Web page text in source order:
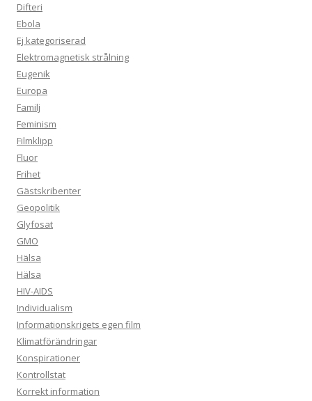
Difteri
Ebola
Ej kategoriserad
Elektromagnetisk strålning
Eugenik
Europa
Familj
Feminism
Filmklipp
Fluor
Frihet
Gästskribenter
Geopolitik
Glyfosat
GMO
Hälsa
Hälsa
HIV-AIDS
Individualism
Informationskrigets egen film
Klimatförändringar
Konspirationer
Kontrollstat
Korrekt information